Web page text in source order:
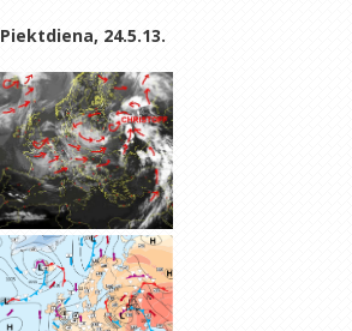
Piektdiena, 24.5.13.